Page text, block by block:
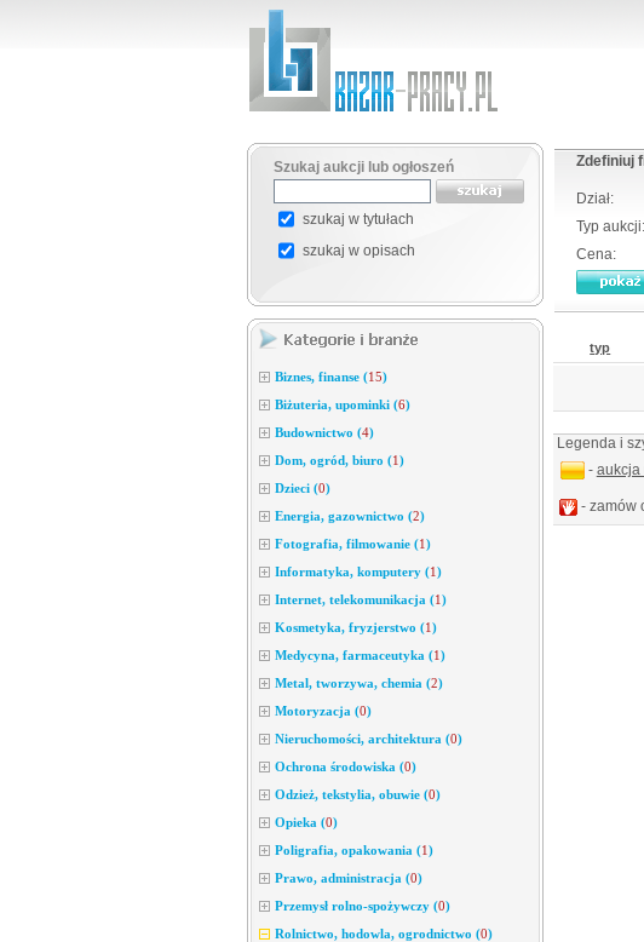
Szukaj aukcji lub ogłoszeń
szukaj w tytułach
szukaj w opisach
Biznes, finanse (15)
Biżuteria, upominki (6)
Budownictwo (4)
Dom, ogród, biuro (1)
Dzieci (0)
Energia, gazownictwo (2)
Fotografia, filmowanie (1)
Informatyka, komputery (1)
Internet, telekomunikacja (1)
Kosmetyka, fryzjerstwo (1)
Medycyna, farmaceutyka (1)
Metal, tworzywa, chemia (2)
Motoryzacja (0)
Nieruchomości, architektura (0)
Ochrona środowiska (0)
Odzież, tekstylia, obuwie (0)
Opieka (0)
Poligrafia, opakowania (1)
Prawo, administracja (0)
Przemysł rolno-spożywczy (0)
Rolnictwo, hodowla, ogrodnictwo (0)
Zdefiniuj
Dział:
Typ aukcji:
Cena:
typ
Legenda i
- aukcja
- zamów